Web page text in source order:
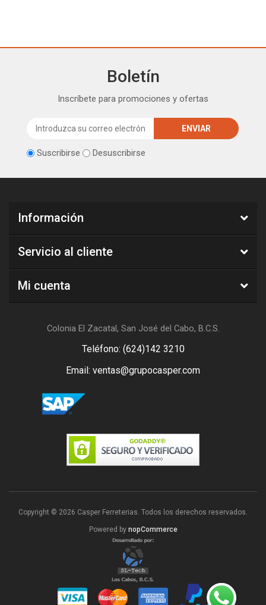
Boletín
Inscríbete para promociones y ofertas
Suscribirse Desuscribirse
Información
Servicio al cliente
Mi cuenta
Colonia El Zacatal, San José del Cabo, B.C.S.
Teléfono: (624)142 3210
Email: ventas@grupocasper.com
Copyright © 2026 Casper Ferreterias. Todos los derechos reservados.
Powered by nopCommerce